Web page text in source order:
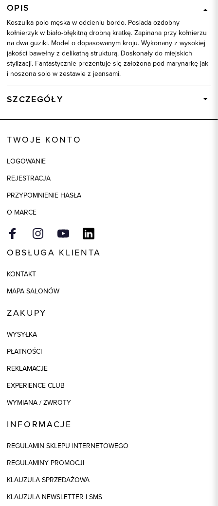
OPIS
Koszulka polo męska w odcieniu bordo. Posiada ozdobny
kołnierzyk w biało-błękitną drobną kratkę. Zapinana przy kołnierzu
na dwa guziki. Model o dopasowanym kroju. Wykonany z wysokiej
jakości bawełny z delikatną strukturą. Doskonały do miejskich
stylizacji. Fantastycznie prezentuje się założona pod marynarkę jak
i noszona solo w zestawie z jeansami.
SZCZEGÓŁY
Skład tkaniny
Model
TWOJE KONTO
LOGOWANIE
REJESTRACJA
PRZYPOMNIENIE HASŁA
O MARCE
OBSŁUGA KLIENTA
KONTAKT
MAPA SALONÓW
ZAKUPY
WYSYŁKA
PŁATNOŚCI
REKLAMACJE
EXPERIENCE CLUB
WYMIANA / ZWROTY
INFORMACJE
REGULAMIN SKLEPU INTERNETOWEGO
REGULAMINY PROMOCJI
KLAUZULA SPRZEDAŻOWA
KLAUZULA NEWSLETTER I SMS